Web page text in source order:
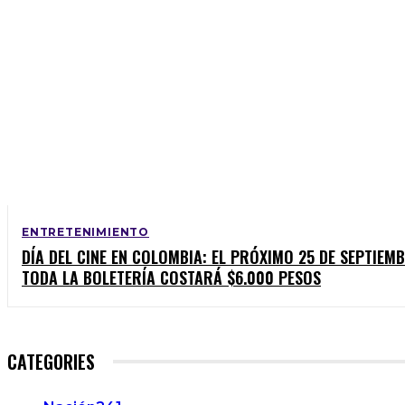
ENTRETENIMIENTO
DÍA DEL CINE EN COLOMBIA: EL PRÓXIMO 25 DE
TODA LA BOLETERÍA COSTARÁ $6.000 PESOS
CATEGORIES